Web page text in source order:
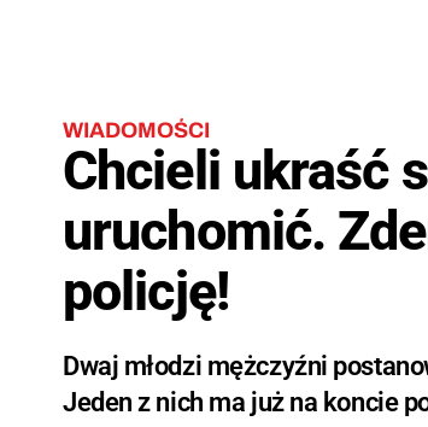
WIADOMOŚCI
Chcieli ukraść
uruchomić.
policję!
Dwaj młodzi mężczyźni
Jeden z nich ma już na koncie